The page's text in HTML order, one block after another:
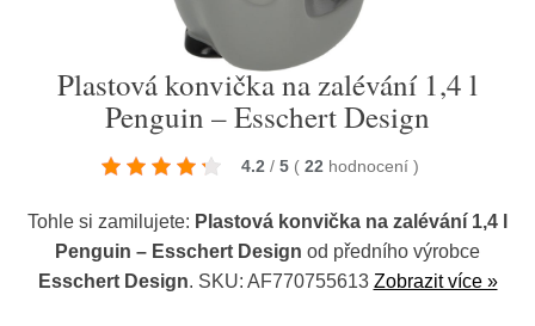
Plastová konvička na zalévání 1,4 l
Penguin – Esschert Design
4.2 / 5 ( 22 hodnocení )
Tohle si zamilujete: Plastová konvička na zalévání 1,4 l
Penguin – Esschert Design od předního výrobce
Esschert Design. SKU: AF770755613 Zobrazit více »